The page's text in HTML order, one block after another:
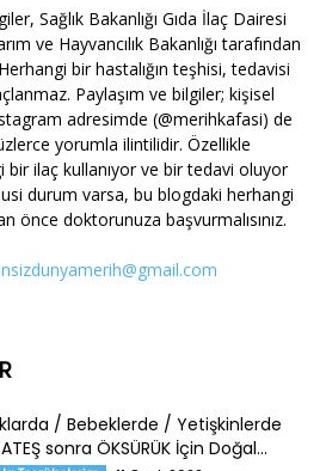
Sağlık Bakanlığı Gıda İlaç Dairesi
ve Hayvancılık Bakanlığı tarafından
bir hastalığın teşhisi, tedavisi
Paylaşım ve bilgiler; kişisel
adresimde (@merihkafasi) de
yorumla ilintilidir. Özellikle
bir ilaç kullanıyor ve bir tedavi oluyor
durum varsa, bu blogdaki herhangi
önce doktorunuza başvurmalısınız.
/ Bebeklerde / Yetişkinlerde
sonra ÖKSÜRÜK İçin Doğal...